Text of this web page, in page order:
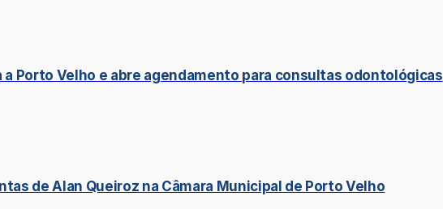
a Porto Velho e abre agendamento para consultas odontológicas
de Alan Queiroz na Câmara Municipal de Porto Velho